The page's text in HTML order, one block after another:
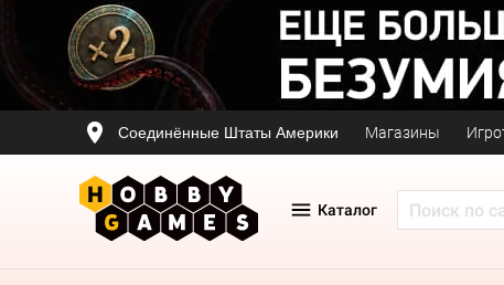
Соединённые Штаты Америки Магазины
Каталог